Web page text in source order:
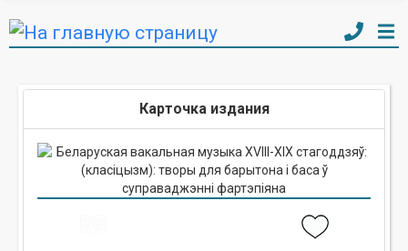
Карточка издания